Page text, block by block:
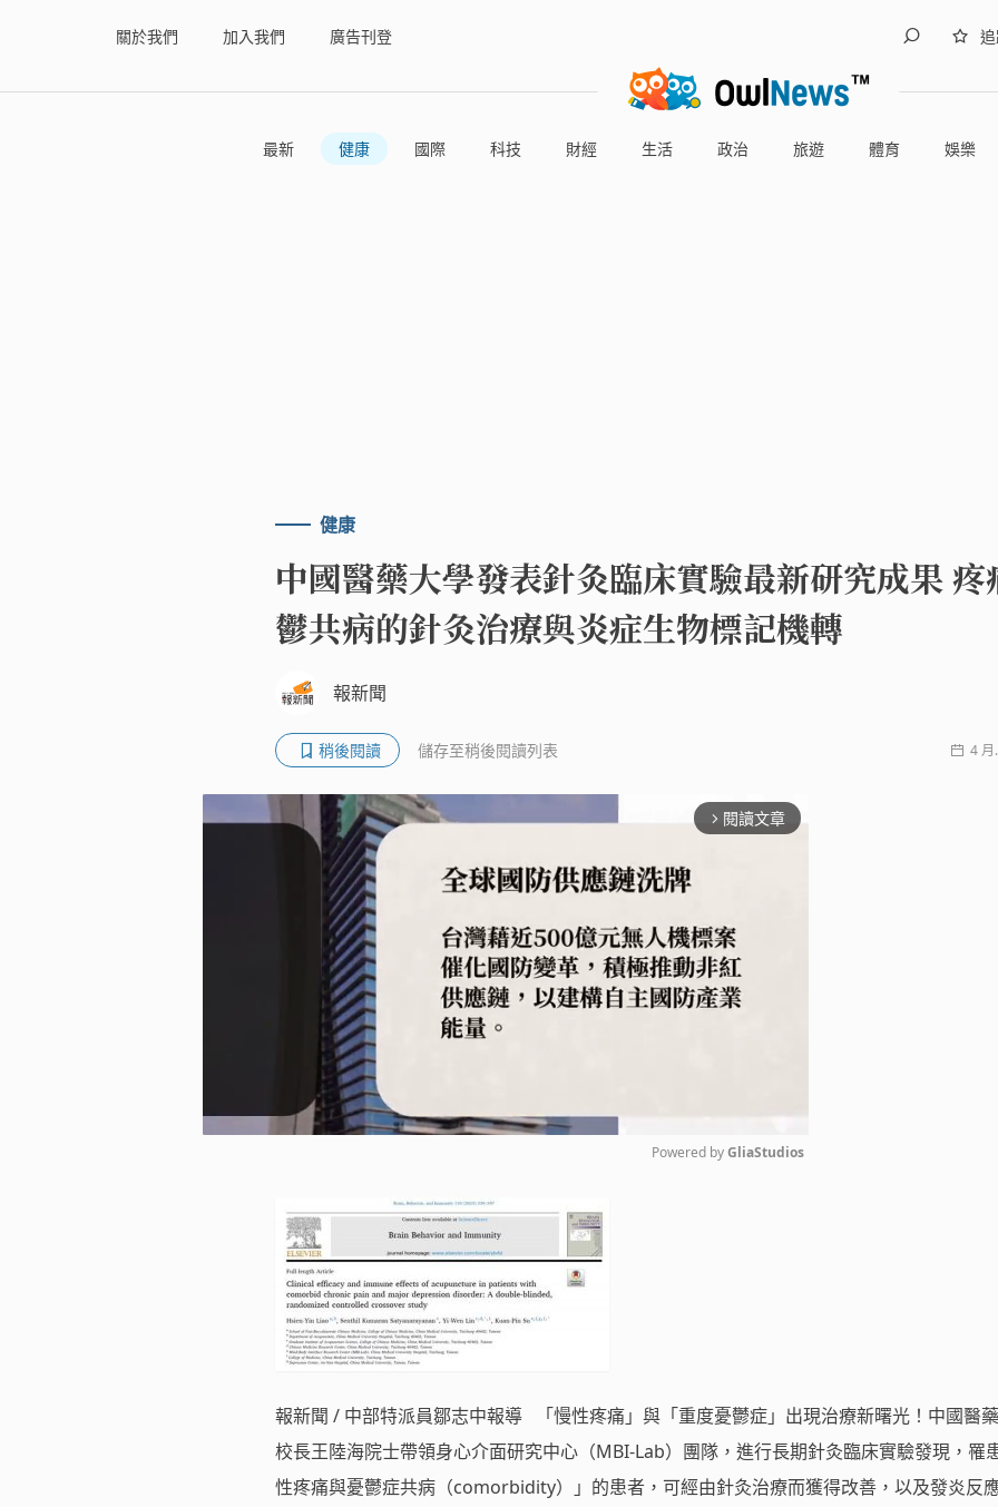
關於我們 加入我們 廣告刊登
最新 健康 國際 科技 財經 生活 政治 旅遊 體育 娛樂
健康
中國醫藥大學發表針灸臨床實驗最新研究成果 疼
鬱共病的針灸治療與炎症生物標記機轉
報新聞
稍後閱讀 儲存至稍後閱讀列表 4 月
arrow_forward_ios 閱讀文章
Powered by GliaStudios
報新聞 / 中部特派員鄒志中報導 「慢性疼痛」與「重度憂鬱症」出現治療新曙光！中國醫
校長王陸海院士帶領身心介面研究中心（MBI-Lab）團隊，進行長期針灸臨床實驗發現，罹
性疼痛與憂鬱症共病（comorbidity）」的患者，可經由針灸治療而獲得改善，以及發炎反